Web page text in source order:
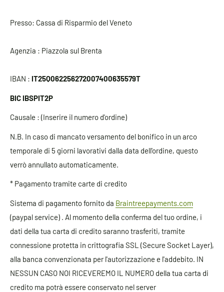
Presso: Cassa di Risparmio del Veneto
Agenzia : Piazzola sul Brenta
IBAN : IT25Q062256272007400635579T
BIC IBSPIT2P
Causale : (Inserire il numero d'ordine)
N.B. In caso di mancato versamento del bonifico in un arco
temporale di 5 giorni lavorativi dalla data dell'ordine, questo
verrò annullato automaticamente.
* Pagamento tramite carte di credito
Sistema di pagamento fornito da Braintreepayments.com
(paypal service) . Al momento della conferma del tuo ordine, i
dati della tua carta di credito saranno trasferiti, tramite
connessione protetta in crittografia SSL (Secure Socket Layer),
alla banca convenzionata per l'autorizzazione e l'addebito. IN
NESSUN CASO NOI RICEVEREMO IL NUMERO della tua carta di
credito ma potrà essere conservato nel server